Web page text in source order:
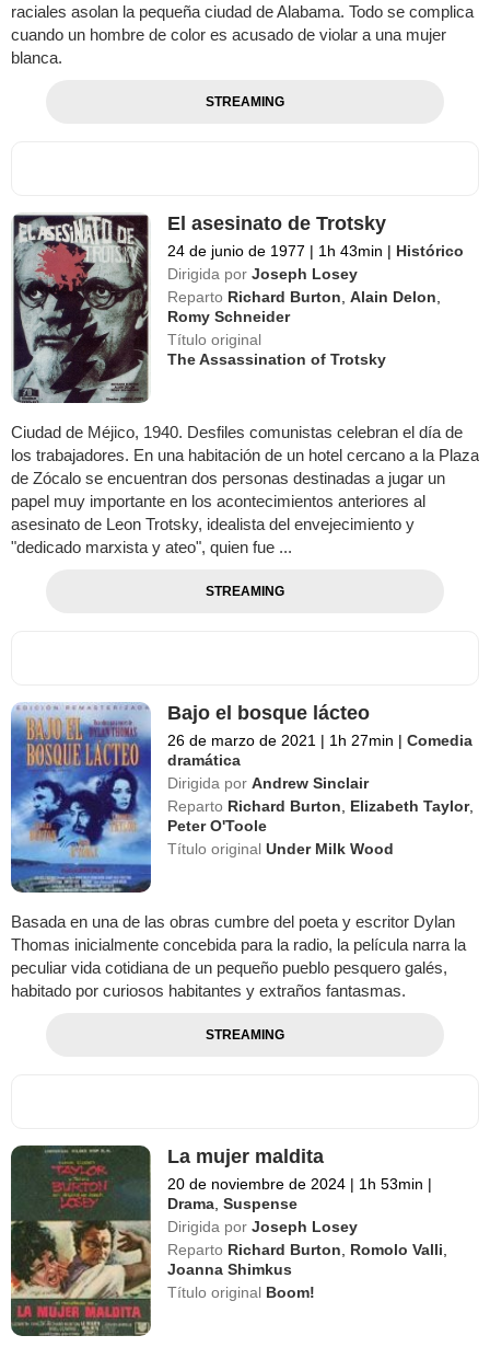
raciales asolan la pequeña ciudad de Alabama. Todo se complica
cuando un hombre de color es acusado de violar a una mujer
blanca.
STREAMING
El asesinato de Trotsky
24 de junio de 1977 | 1h 43min | Histórico
Dirigida por Joseph Losey
Reparto Richard Burton ,Alain Delon
Romy Schneider
Título original
The Assassination of Trotsky
Ciudad de Méjico, 1940. Desfiles comunistas celebran el día de
los trabajadores. En una habitación de un hotel cercano a la Plaza
de Zócalo se encuentran dos personas destinadas a jugar un
papel muy importante en los acontecimientos anteriores al
asesinato de Leon Trotsky, idealista del envejecimiento y
"dedicado marxista y ateo", quien fue ...
STREAMING
Bajo el bosque lácteo
26 de marzo de 2021 | 1h 27min | Comedia
dramática
Dirigida por Andrew Sinclair
Reparto Richard Burton Elizabeth Taylor,
Peter O'Toole
Título originalUnder Milk Wood
Basada en una de las obras cumbre del poeta y escritor Dylan
Thomas inicialmente concebida para la radio, la película narra la
peculiar vida cotidiana de un pequeño pueblo pesquero galés,
habitado por curiosos habitantes y extraños fantasmas.
STREAMING
La mujer maldita
20 de noviembre de 2024 | 1h 53min |
Drama ,Suspense
Dirigida por Joseph Losey
Reparto Richard Burton Romolo Valli
Joanna Shimkus
Título original Boom!